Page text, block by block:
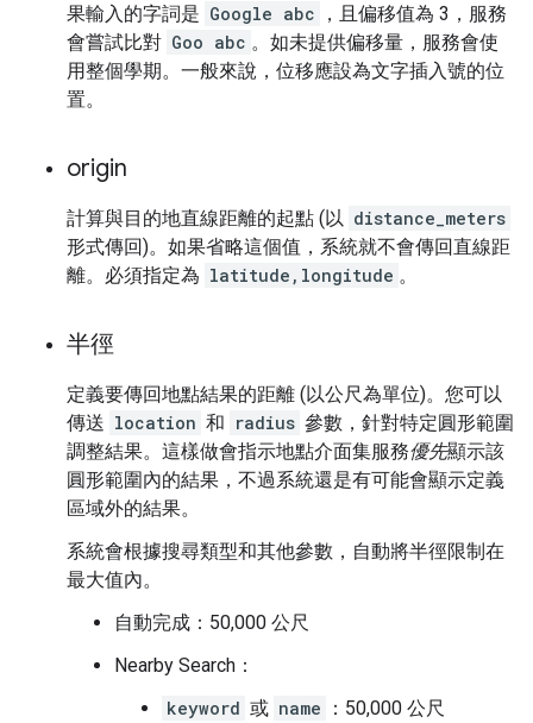
果輸入的字詞是 Google abc
，且偏移值為 3，服務
會嘗試比對 Goo abc 。如未提供偏移量，服務會使
用整個學期。一般來說，位移應設為文字插入號的位
置。
origin
計算與目的地直線距離的起點 (以 distance_meters
形式傳回)。如果省略這個值，系統就不會傳回直線距
離。必須指定為 latitude,longitude 。
半徑
定義要傳回地點結果的距離 (以公尺為單位)。您可以
傳送 location 和 radius 參數，針對特定圓形範圍
調整結果。這樣做會指示地點介面集服務優先顯示該
圓形範圍內的結果，不過系統還是有可能會顯示定義
區域外的結果。
系統會根據搜尋類型和其他參數，自動將半徑限制在
最大值內。
自動完成：50,000 公尺
Nearby Search：
keyword 或 name
：50,000 公尺